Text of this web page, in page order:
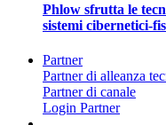
Phlow sfrutta le
sistemi cibernetici-
Partner
Partner di alleanza
Partner di canale
Login Partner